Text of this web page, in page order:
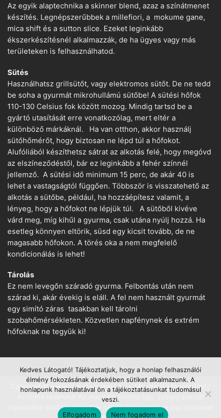
Az egyik alaptechnika a skinner blend, azaz a színátmenet
készítés. Legnépszerűbbek a millefiori, a mokume gane,
mica shift és a sutton slice. Ezeket leginkább
ékszerkészítésnél alkalmazzák, de ha ügyes vagy más
területeken is felhasználhatod.
Sütés
Használhatsz grillsütőt, vagy elektromos sütőt. De ne tedd
be soha a gyurmát mikrohullámú sütőbe! A sütési hőfok
110-130 Celsius fok között mozog. Mindig tartsd be a
gyártó utasítását erre vonatkozólag, mert eltér a
különböző márkáknál. Ha van otthon, akkor használj
sütőhőmérőt, hogy biztosan ne lépd túl a hőfokot.
Alufóliából készíthetsz sátrat az alkotás felé, hogy megóvd
az elszíneződéstől, bár ez leginkább a fehér színnél
jellemző. A sütési idő minimum 15 perc, de akár 40 is
lehet a vastagságtól függően. Többször is visszatehető az
alkotás a sütőbe, például, ha hozzáépítesz valamit, a
lényeg, hogy a hőfokot ne lépjük túl. A sütőből kivéve
várd meg, míg kihűl a gyurma, csak utána nyúlj hozzá. Ha
esetleg könnyen eltörik, süsd egy kicsit tovább, de ne
magasabb hőfokon. A törés oka a nem megfelelő
kondicionálás is lehet!
Tárolás
Ez nem levegőn száradó gyurma. Felbontás után nem
szárad ki, akár évekig is eláll. A fel nem használt gyurmát
egy simító záras tasakban kell tárolni
szobahőmérsékleten. Közvetlen napfénynek és extrém
hőfoknak ne tegyük ki!
Copyright © www.suthetogyurma.hu − Minden jog fenntartva! /
All rights reserved! Az oldalon található kép, szöveg szerzői
jogvédelem alatt áll. Engedély nélküli felhasználása jogi lépéseket
Kedves Látogató! Tájékoztatjuk, hogy a honlap felhasználói
élmény fokozásának érdekében sütiket alkalmazunk. A
honlapunk használatával ön a tájékoztatásunkat tudomásul
veszi.
Elfogadom
Nem fogadom el